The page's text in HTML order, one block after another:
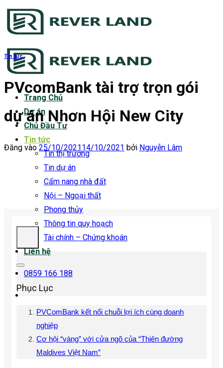
Bỏ
qua
dung
Trang Chủ
Dự án
Chủ Đầu Tư
Tin tức
Tin thị trường
Tin dự án
Cẩm nang nhà đất
Nội – Ngoại thất
Phong thủy
Thông tin quy hoạch
Tài chính – Chứng khoán
Liên hệ
0859 166 188
Tin tức
PVcomBank tài trợ trọn gói
dự án Nhơn Hội New City
Đăng vào 25/10/2021 14/10/2021 bởi Nguyễn Lâm
Phục Lục
PVComBank kết nối chuỗi lợi ích cùng doanh
nghiệp
Cơ hội “vàng” với cửa ngõ của “Thiên đường
Maldives Việt Nam”